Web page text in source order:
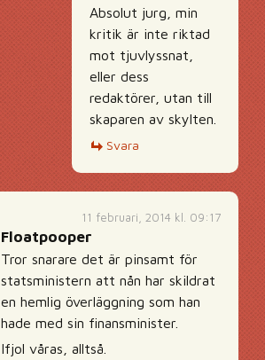
Absolut jurg, min
kritik är inte riktad
mot tjuvlyssnat,
eller dess
redaktörer, utan till
skaparen av skylten.
Svara
11 februari, 2014 kl. 09:17
Floatpooper
Tror snarare det är pinsamt för
statsministern att nån har skildrat
en hemlig överläggning som han
hade med sin finansminister.
Ifjol våras, alltså.